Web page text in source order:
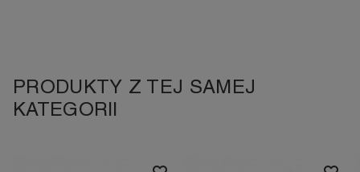
PRODUKTY Z TEJ SAMEJ
KATEGORII